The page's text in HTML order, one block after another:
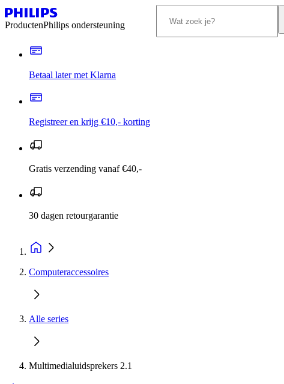
ProductenPhilips ondersteuning
Betaal later met Klarna
Registreer en krijg €10,- korting
Gratis verzending vanaf €40,-
30 dagen retourgarantie
Computeraccessoires
Alle series
Multimedialuidsprekers 2.1